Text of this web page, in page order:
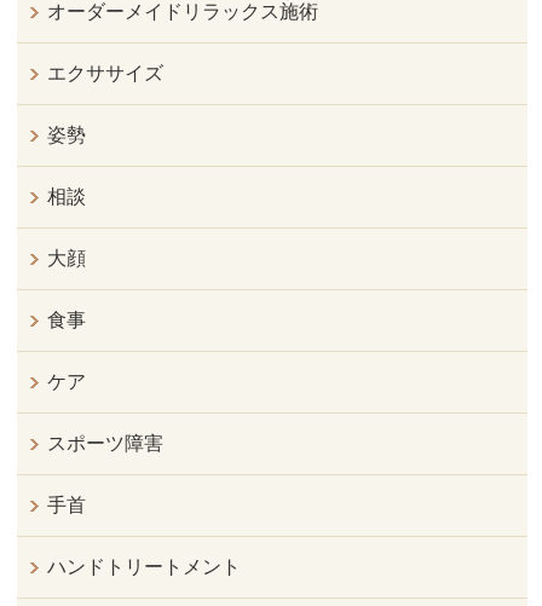
オーダーメイドリラックス施術
エクササイズ
姿勢
相談
大顔
食事
ケア
スポーツ障害
手首
ハンドトリートメント